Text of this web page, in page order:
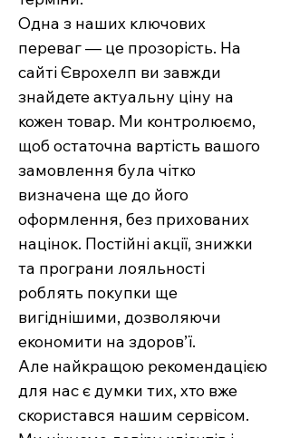
Одна з наших ключових
переваг — це прозорість. На
сайті Єврохелп ви завжди
знайдете актуальну ціну на
кожен товар. Ми контролюємо,
щоб остаточна вартість вашого
замовлення була чітко
визначена ще до його
оформлення, без прихованих
націнок. Постійні акції, знижки
та програни лояльності
роблять покупки ще
вигіднішими, дозволяючи
економити на здоров’ї.
Але найкращою рекомендацією
для нас є думки тих, хто вже
скористався нашим сервісом.